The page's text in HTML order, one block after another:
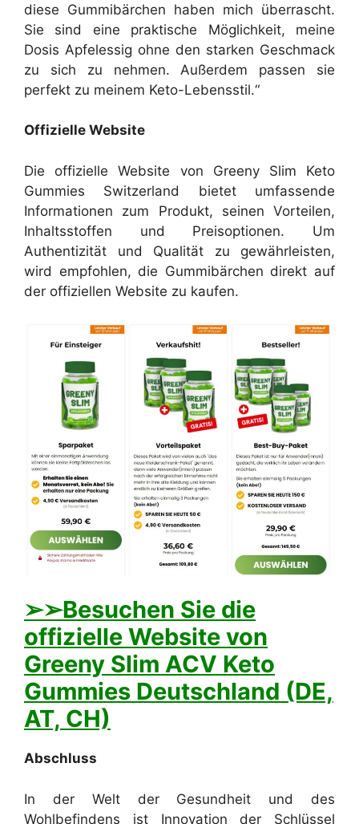
diese Gummibärchen haben mich überrascht.
Sie sind eine praktische Möglichkeit, meine
Dosis Apfelessig ohne den starken Geschmack
zu sich zu nehmen. Außerdem passen sie
perfekt zu meinem Keto-Lebensstil.“
Offizielle Website
Die offizielle Website von Greeny Slim Keto
Gummies Switzerland bietet umfassende
Informationen zum Produkt, seinen Vorteilen,
Inhaltsstoffen und Preisoptionen. Um
Authentizität und Qualität zu gewährleisten,
wird empfohlen, die Gummibärchen direkt auf
der offiziellen Website zu kaufen.
➢➢Besuchen Sie die
offizielle Website von
Greeny Slim ACV Keto
Gummies Deutschland (DE,
AT, CH)
Abschluss
In der Welt der Gesundheit und des
Wohlbefindens ist Innovation der Schlüssel